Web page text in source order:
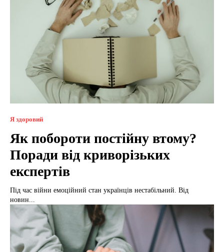
Я здоровий
Як побороти постійну втому?
Поради від криворізьких
експертів
Під час війни емоційний стан українців нестабільний. Від
новин...